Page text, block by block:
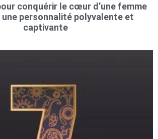
conquérir le cœur d’une femme
une personnalité polyvalente et
captivante